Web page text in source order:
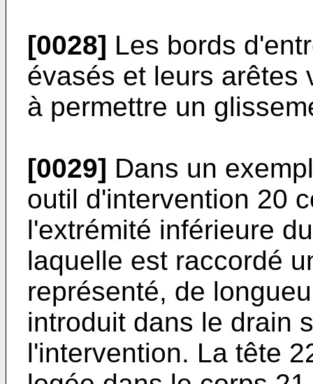
[0028] Les bords
évasés et leurs arêtes
à permettre un
[0029] Dans un
outil d'intervention 20
l'extrémité inférieure
laquelle est raccordé
représenté, de
introduit dans le drain
l'intervention. La tête